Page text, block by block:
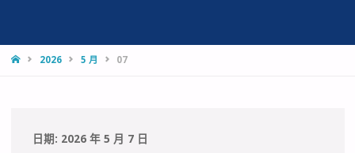
HOME2026 5 月 07
日期: 2026 年 5 月 7 日